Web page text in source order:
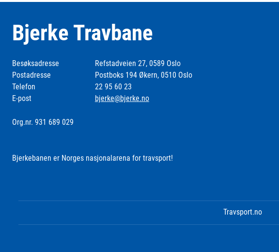
Bjerke Travbane
Besøksadresse
Refstadveien 27, 0589 Oslo
Postadresse
Postboks 194 Økern, 0510 Oslo
Telefon
22 95 60 23
E-post
bjerke@bjerke.no
Org.nr. 931 689 029
Bjerkebanen er Norges nasjonalarena for travsport!
Travsport.no